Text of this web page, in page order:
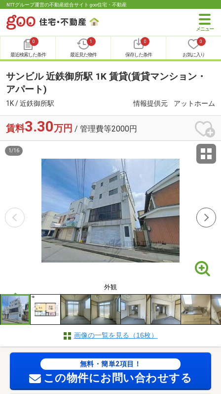
NTTグループ運営の不動産総合サイト goo住宅・不動産
0
最近検索した条件
1
最近見た物件
0
保存した条件
0
お気に入り
サンビル 近鉄御所駅 1K 賃貸(賃貸マンション・
アパート)
1K / 近鉄御所駅 情報提供元 アットホーム
賃料3.30万円 / 管理費等2000円
外観
1 /16
画像の一覧を見る（16枚）
無料・簡単2項目！
この物件にお問い合わせする